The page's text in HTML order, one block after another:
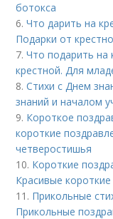
ботокса
6.Что дарить на
Подарки от
7.Что подарить на
крестной. Для
8.Стихи с Днем
знаний и началом
9. Короткое
короткие
четверостишья
10. Короткие
Красивые
11. Прикольные
Прикольные